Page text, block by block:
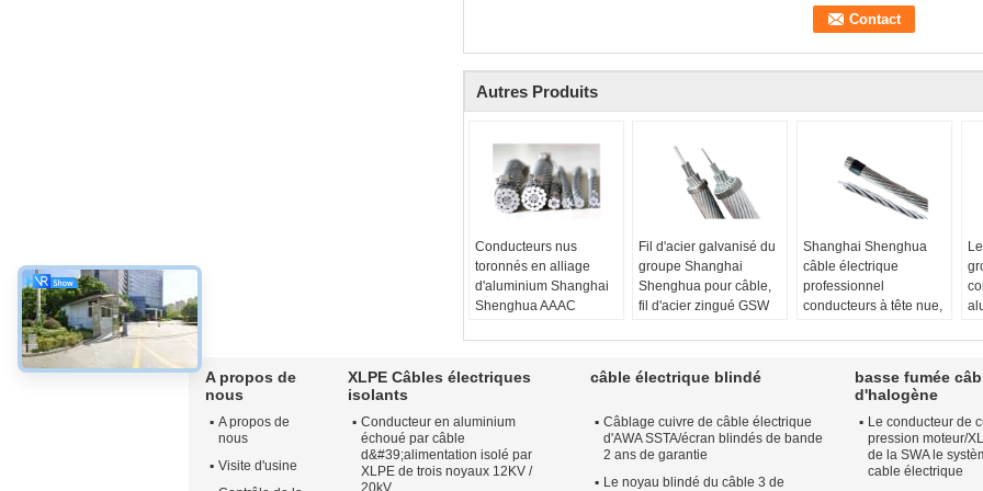
Autres Produits
Conducteurs nus
toronnés en alliage
d'aluminium Shanghai
Shenghua AAAC
Matériel de
d'aluminium
Pin, Totara, Séquoia..
7 à 61
pièces
5.6
Fil d'acier galvanisé du
groupe Shanghai
Shenghua pour câble,
fil d'acier zingué GSW
système de
Conducteur:Fil d'acier
Application du projet:
système de transport
d'énergie
Isolation: - Je ne sais
Shanghai Shenghua
câble électrique
professionnel
conducteurs à tête nue,
aluminium AAC Cicada
Aluminium (AAC)
Isolation:- Je ne sais
pas.
Nom de code:Cigale
Numéro de fils: 37
A propos de
nous
A propos de
nous
Visite d'usine
XLPE Câbles électriques
isolants
Conducteur en aluminium
échoué par câble
d&#39;alimentation isolé par
XLPE de trois noyaux 12KV /
20kV
câble électrique blindé
Câblage cuivre de câble électrique
d'AWA SSTA/écran blindés de bande
2 ans de garantie
Le noyau blindé du câble 3 de
basse fumée
d'halogène
Le conducteur de
pression moteur/
de la SWA le
cable électrique